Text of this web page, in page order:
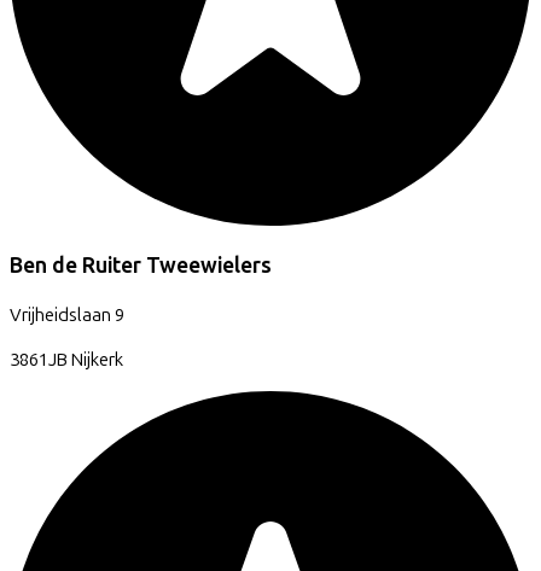
Ben de Ruiter Tweewielers
Vrijheidslaan 9
3861JB Nijkerk